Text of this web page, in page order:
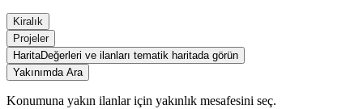
Kiralık
Projeler
HaritaDeğerleri ve ilanları tematik haritada görün
Yakınımda Ara
Konumuna yakın ilanlar için yakınlık mesafesini seç.